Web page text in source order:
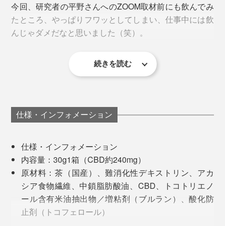
『SABI for sleep』のCBDの吸収効率は3倍以上なので、
１杯のお茶で適量を摂取できる計算になります。
少しずつ、様子をみて量を増やすのがベター。車の運転
など集中力が必要な場合を避け、1日3杯くらいを上限に
今回、研究者の平野さんへのZOOM取材前にも飲んでみ
たところ、やっぱりフワッとしてしまい、仕事中には飲
んじゃダメだなと思いました（笑）。
寝つきは悪くないほうなので、そこはよく分からないの
続きを読む
仕様・インフォメーション
仕様・インフォメーション
内容量：30g1箱（CBD約240mg）
原材料：茶（国産）、難消化性デキストリン、アカ
シア食物繊維、中鎖脂肪酸油、CBD、トコトリエノ
ール含有米油抽出物／増粘剤（ブルラン）、酸化防
止剤（トコフェロール）